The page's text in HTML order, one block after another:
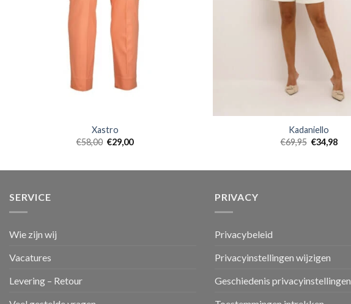
Xastro
€58,00 €29,00
Kadaniello
€69,95 €34,98
SERVICE
Wie zijn wij
Vacatures
Levering – Retour
PRIVACY
Privacybeleid
Privacyinstellingen wijzigen
Geschiedenis privacyinstellingen